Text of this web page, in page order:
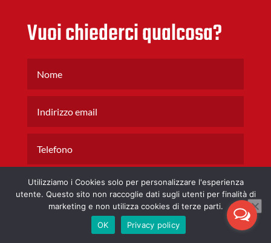
Vuoi chiederci qualcosa?
Utilizziamo i Cookies solo per personalizzare l'esperienza
utente. Questo sito non raccoglie dati sugli utenti per finalità di
marketing e non utilizza cookies di terze parti.
OK
Privacy policy